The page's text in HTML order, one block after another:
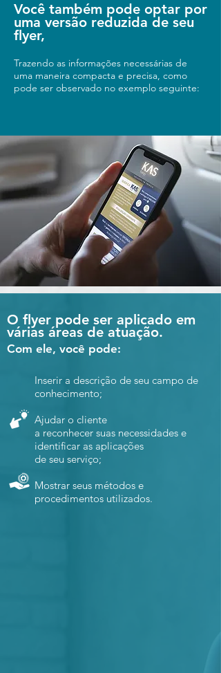
Você também pode optar por
uma versão reduzida de seu
flyer,
Trazendo as informações necessárias de
uma maneira compacta e precisa, como
pode ser observado no exemplo seguinte:
O flyer pode ser aplicado em
várias áreas de atuação.
Com ele, você pode:
Inserir a descrição de seu campo de
conhecimento;
Ajudar o cliente
a reconhecer suas necessidades e
identificar as aplicações
de seu serviço;
Mostrar seus métodos e
procedimentos utilizados.